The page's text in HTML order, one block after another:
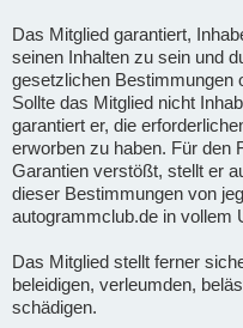
Das Mitglied garantiert,
seinen Inhalten zu sein und
gesetzlichen Bestimmungen
Sollte das Mitglied nicht
garantiert er, die
erworben zu haben. Für den
Garantien verstößt, stellt er
dieser Bestimmungen von
autogrammclub.de in vollem
Das Mitglied stellt ferner
beleidigen, verleumden,
schädigen.